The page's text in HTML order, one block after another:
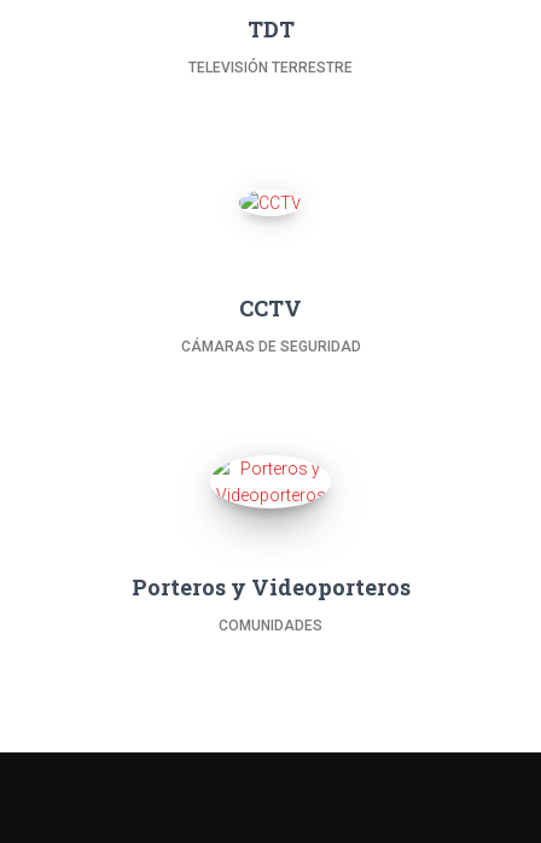
TDT
TELEVISIÓN TERRESTRE
CCTV
CÁMARAS DE SEGURIDAD
Porteros y Videoporteros
COMUNIDADES